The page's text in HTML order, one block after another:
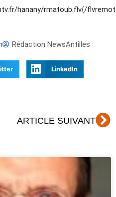
hanany/rmatoub.flv{/
Rédaction NewsAntilles
LinkedIn
ARTICLE SUIVANT